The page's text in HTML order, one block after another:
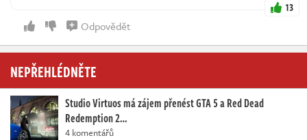
13
Odpovědět
NEPŘEHLÉDNĚTE
Studio Virtuos má zájem přenést GTA 5 a Red Dead
Redemption 2…
4 komentářů